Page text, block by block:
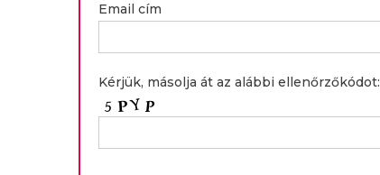
Email cím
Kérjük, másolja át az alábbi ellenőrzőkódot: